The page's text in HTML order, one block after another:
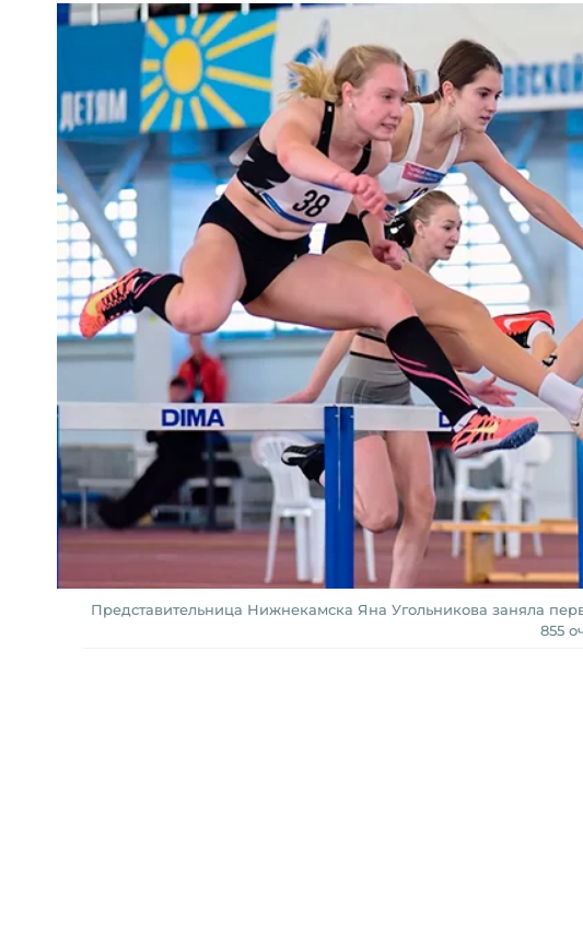
Представительница Нижнекамска Яна Угольникова заняла
855